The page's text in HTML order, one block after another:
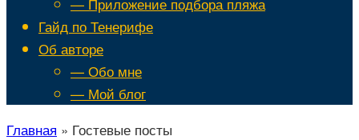
Гайд по Тенерифе
Об авторе
— Обо мне
— Мой блог
Главная » Гостевые посты